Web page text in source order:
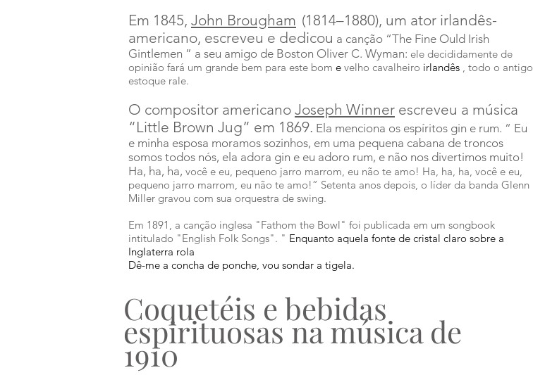
Em 1845, John Brougham (1814–1880), um ator irlandês-
americano, escreveu e dedicou a canção “The Fine Ould Irish
Gintlemen ” a seu amigo de Boston Oliver C. Wyman: ele decididamente de
opinião fará um grande bem para este bom e velho cavalheiro irlandês , todo o antigo
estoque rale.
O compositor americano Joseph Winner escreveu a música
“Little Brown Jug” em 1869. Ela menciona os espíritos gin e rum. “ Eu
e minha esposa moramos sozinhos, em uma pequena cabana de troncos
somos todos nós, ela adora gin e eu adoro rum, e não nos divertimos muito!
Ha, ha, ha, você e eu, pequeno jarro marrom, eu não te amo! Ha, ha, ha, você e eu,
pequeno jarro marrom, eu não te amo!” Setenta anos depois, o líder da banda Glenn
Miller gravou com sua orquestra de swing.
Em 1891, a canção inglesa "Fathom the Bowl" foi publicada em um songbook
intitulado "English Folk Songs". " Enquanto aquela fonte de cristal claro sobre a
Inglaterra rola
Dê-me a concha de ponche, vou sondar a tigela.
Coquetéis e bebidas
espirituosas na música de
1910